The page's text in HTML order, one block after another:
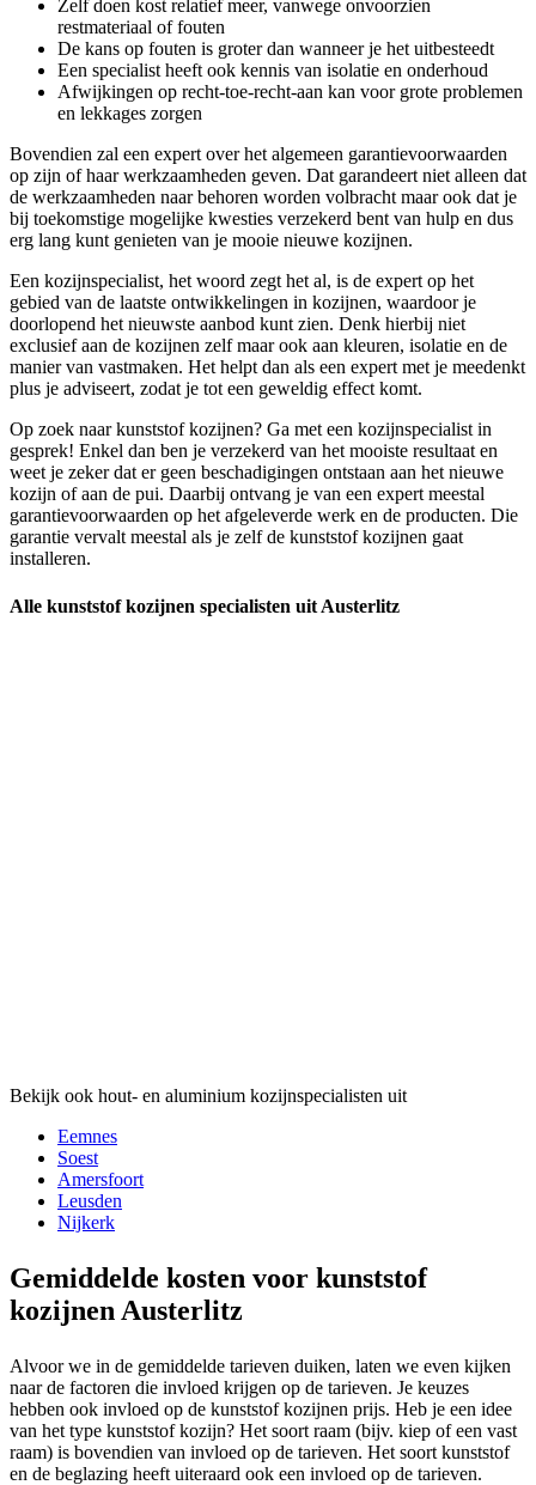
Zelf doen kost relatief meer, vanwege onvoorzien
restmateriaal of fouten
De kans op fouten is groter dan wanneer je het uitbesteedt
Een specialist heeft ook kennis van isolatie en onderhoud
Afwijkingen op recht-toe-recht-aan kan voor grote problemen
en lekkages zorgen
Bovendien zal een expert over het algemeen garantievoorwaarden
op zijn of haar werkzaamheden geven. Dat garandeert niet alleen dat
de werkzaamheden naar behoren worden volbracht maar ook dat je
bij toekomstige mogelijke kwesties verzekerd bent van hulp en dus
erg lang kunt genieten van je mooie nieuwe kozijnen.
Een kozijnspecialist, het woord zegt het al, is de expert op het
gebied van de laatste ontwikkelingen in kozijnen, waardoor je
doorlopend het nieuwste aanbod kunt zien. Denk hierbij niet
exclusief aan de kozijnen zelf maar ook aan kleuren, isolatie en de
manier van vastmaken. Het helpt dan als een expert met je meedenkt
plus je adviseert, zodat je tot een geweldig effect komt.
Op zoek naar kunststof kozijnen? Ga met een kozijnspecialist in
gesprek! Enkel dan ben je verzekerd van het mooiste resultaat en
weet je zeker dat er geen beschadigingen ontstaan aan het nieuwe
kozijn of aan de pui. Daarbij ontvang je van een expert meestal
garantievoorwaarden op het afgeleverde werk en de producten. Die
garantie vervalt meestal als je zelf de kunststof kozijnen gaat
installeren.
Alle kunststof kozijnen specialisten uit Austerlitz
Bekijk ook hout- en aluminium kozijnspecialisten uit
Eemnes
Soest
Amersfoort
Leusden
Nijkerk
Gemiddelde kosten voor kunststof
kozijnen Austerlitz
Alvoor we in de gemiddelde tarieven duiken, laten we even kijken
naar de factoren die invloed krijgen op de tarieven. Je keuzes
hebben ook invloed op de kunststof kozijnen prijs. Heb je een idee
van het type kunststof kozijn? Het soort raam (bijv. kiep of een vast
raam) is bovendien van invloed op de tarieven. Het soort kunststof
en de beglazing heeft uiteraard ook een invloed op de tarieven.